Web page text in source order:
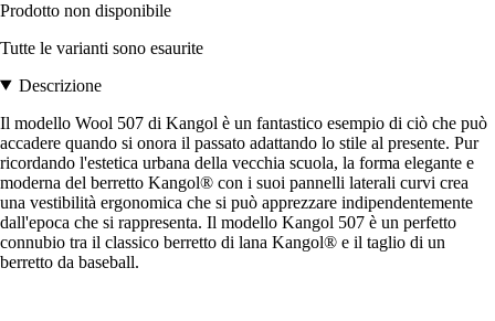
Prodotto non disponibile
Tutte le varianti sono esaurite
Descrizione
Il modello Wool 507 di Kangol è un fantastico esempio di ciò che può
accadere quando si onora il passato adattando lo stile al presente. Pur
ricordando l'estetica urbana della vecchia scuola, la forma elegante e
moderna del berretto Kangol® con i suoi pannelli laterali curvi crea
una vestibilità ergonomica che si può apprezzare indipendentemente
dall'epoca che si rappresenta. Il modello Kangol 507 è un perfetto
connubio tra il classico berretto di lana Kangol® e il taglio di un
berretto da baseball.